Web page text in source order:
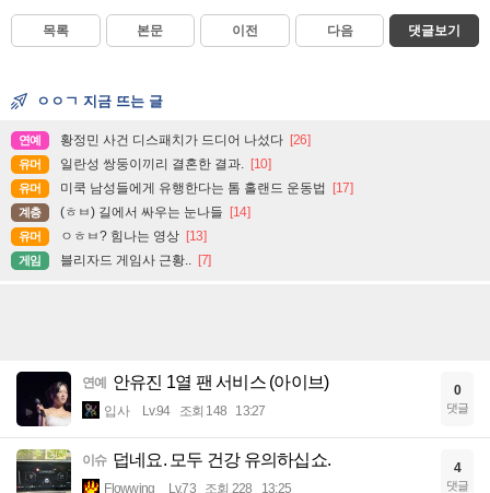
목록 본문 이전 다음 댓글보기
ㅇㅇㄱ 지금 뜨는 글
연예 황정민 사건 디스패치가 드디어 나섰다 [26]
유머 일란성 쌍둥이끼리 결혼한 결과. [10]
유머 미쿡 남성들에게 유행한다는 톰 홀랜드 운동법 [17]
계층 (ㅎㅂ) 길에서 싸우는 눈나들 [14]
유머 ㅇㅎㅂ? 힘나는 영상 [13]
게임 블리자드 게임사 근황.. [7]
연예 안유진 1열 팬 서비스 (아이브)
입사 Lv.94 조회 148 13:27
0
댓글
이슈 덥네요. 모두 건강 유의하십쇼.
Flowwing Lv.73 조회 228 13:25
4
댓글